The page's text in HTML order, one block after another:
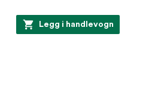
Legg i handlevogn